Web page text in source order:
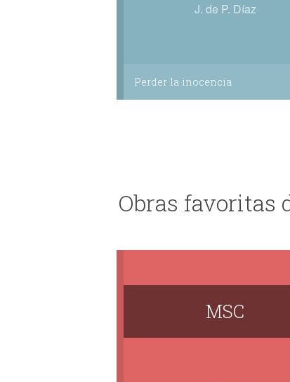
J. de P. Díaz
Perder la inocencia
Obras favoritas
MSC